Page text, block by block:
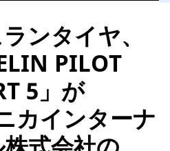
ンタイヤ、
PILOT
5」が
カインターナ